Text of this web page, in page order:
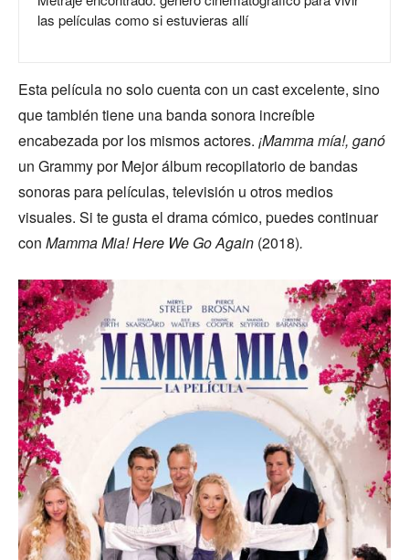
las películas como si estuvieras allí
Esta película no solo cuenta con un cast excelente, sino
que también tiene una banda sonora increíble
encabezada por los mismos actores. ¡Mamma mía!, ganó
un Grammy por Mejor álbum recopilatorio de bandas
sonoras para películas, televisión u otros medios
visuales. Si te gusta el drama cómico, puedes continuar
con Mamma Mia! Here We Go Again (2018).